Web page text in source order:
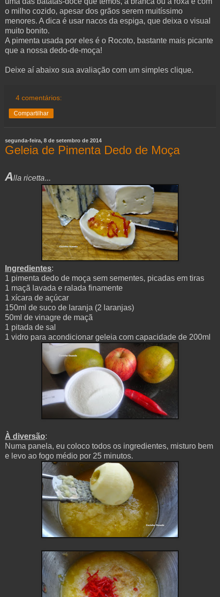
o milho cozido, apesar dos grãos serem muitíssimo
menores. A dica é usar nacos da espiga, que deixa o visual
muito bonito.
A pimenta usada por eles é o Rocoto, bastante mais picante
que a nossa dedo-de-moça!
Deixe aí abaixo sua avaliação com um simples clique.
4 comentários:
Compartilhar
segunda-feira, 8 de setembro de 2014
Geleia de Pimenta Dedo de Moça
Alla ricetta...
Ingredientes:
1 pimenta dedo de moça sem sementes, picadas em tiras
1 maçã lavada e ralada finamente
1 xícara de açúcar
150ml de suco de laranja (2 laranjas)
50ml de vinagre de maçã
1 pitada de sal
1 vidro para acondicionar geleia com capacidade de 200ml
À diversão:
Numa panela, eu coloco todos os ingredientes, misturo bem
e levo ao fogo médio por 25 minutos.